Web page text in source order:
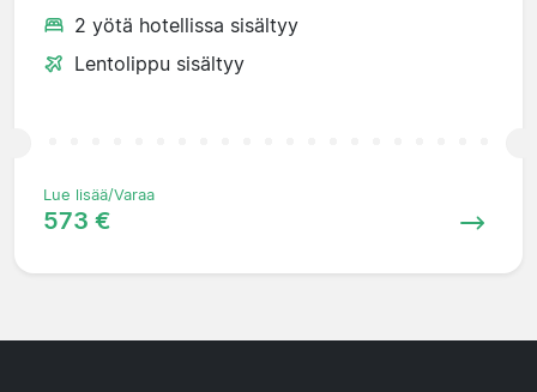
2 yötä hotellissa sisältyy
Lentolippu sisältyy
Lue lisää/Varaa
573 €